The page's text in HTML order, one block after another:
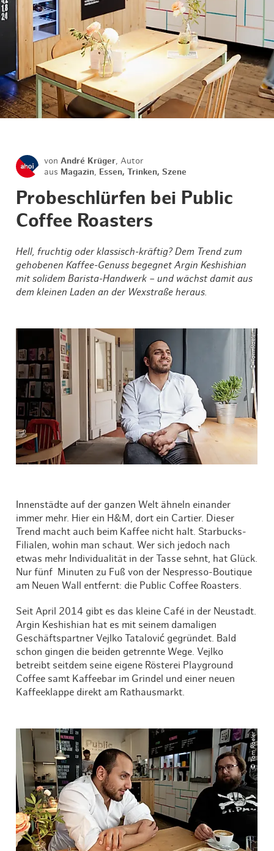
von André Krüger , Autor
aus Magazin Essen, Trinken, Szene
Probeschlürfen bei Public
Coffee Roasters
Hell, fruchtig oder klassisch-kräftig? Dem Trend zum
gehobenen Kaffee-Genuss begegnet Argin Keshishian
mit solidem Barista-Handwerk – und wächst damit aus
dem kleinen Laden an der Wexstraße heraus.
© Tom Roeler
Innenstädte auf der ganzen Welt ähneln einander
immer mehr. Hier ein H&M, dort ein Cartier. Dieser
Trend macht auch beim Kaffee nicht halt. Starbucks-
Filialen, wohin man schaut. Wer sich jedoch nach
etwas mehr Individualität in der Tasse sehnt, hat Glück.
Nur fünf Minuten zu Fuß von der Nespresso-Boutique
am Neuen Wall entfernt: die Public Coffee Roasters.
Seit April 2014 gibt es das kleine Café in der Neustadt.
Argin Keshishian hat es mit seinem damaligen
Geschäftspartner Vejlko Tatalović gegründet. Bald
schon gingen die beiden getrennte Wege. Vejlko
betreibt seitdem seine eigene Rösterei Playground
Coffee samt Kaffeebar im Grindel und einer neuen
Kaffeeklappe direkt am Rathausmarkt.
© Tom Roeler